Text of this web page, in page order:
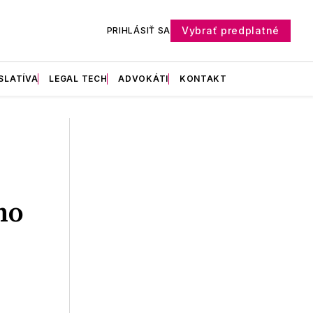
PRIHLÁSIŤ SA Vybrať predplatné
LEGAL TECH ADVOKÁTI KONTAKT